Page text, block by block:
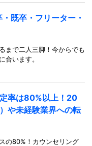
既卒・フリーター・
まで二人三脚！今からでも
合います。
率は80%以上！20
や未経験業界への転
の80%！カウンセリング